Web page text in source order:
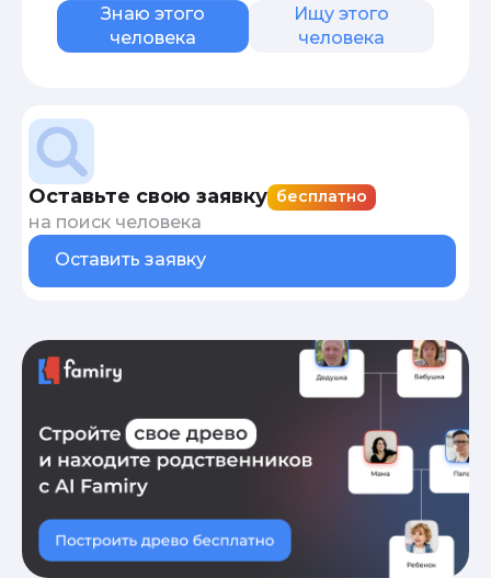
Знаю этого
человека
Ищу этого
человека
Оставьте свою заявку бесплатно
на поиск человека
Оставить заявку